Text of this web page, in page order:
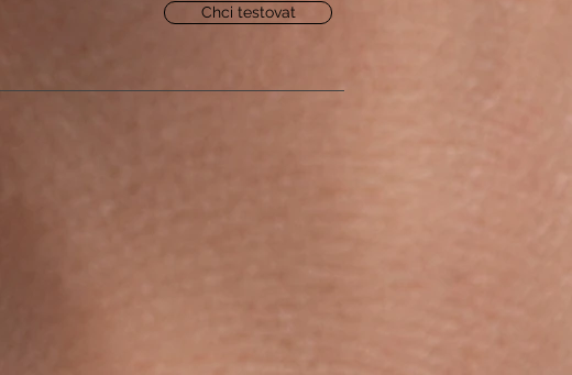
Chci testovat